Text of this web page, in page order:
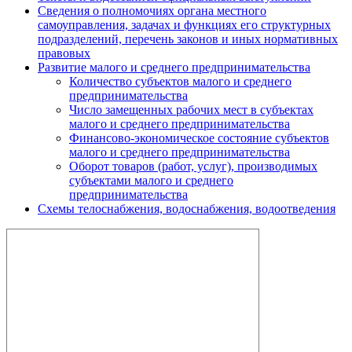
Сведения о полномочиях органа местного
самоуправления, задачах и функциях его структурных
подразделений, перечень законов и иных нормативных
правовых
Развитие малого и среднего предпринимательства
Количество субъектов малого и среднего
предпринимательства
Число замещенных рабочих мест в субъектах
малого и среднего предпринимательства
Финансово-экономическое состояние субъектов
малого и среднего предпринимательства
Оборот товаров (работ, услуг), производимых
субъектами малого и среднего
предпринимательства
Схемы телоснабжения, водоснабжения, водоотведения